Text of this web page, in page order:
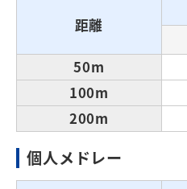
距離
50m
100m
200m
個人メドレー